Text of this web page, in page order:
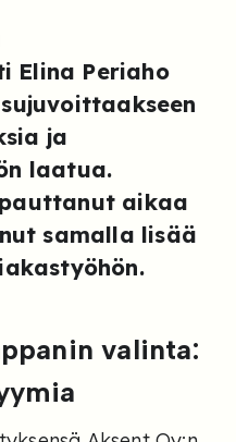
Elina Periaho
ja
laatua.
aikaa
samalla lisää
valinta: